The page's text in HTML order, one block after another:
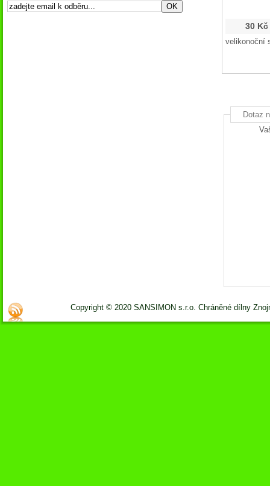
30 Kč
velikonoční
Dotaz
Copyright © 2020 SANSIMON s.r.o. Chráněné dílny